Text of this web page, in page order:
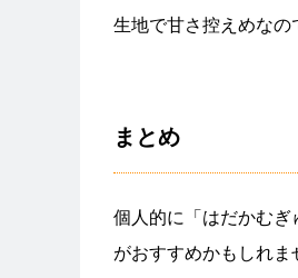
生地で甘さ控えめなの
まとめ
個人的に「はだかむぎ
がおすすめかもしれま